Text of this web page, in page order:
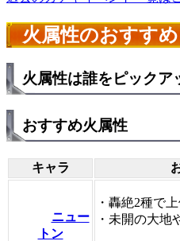
火属性のおすす
火属性は誰をピックア
おすすめ火属性
キャラ
ニュー
トン
・轟絶2種で
・未開の大地